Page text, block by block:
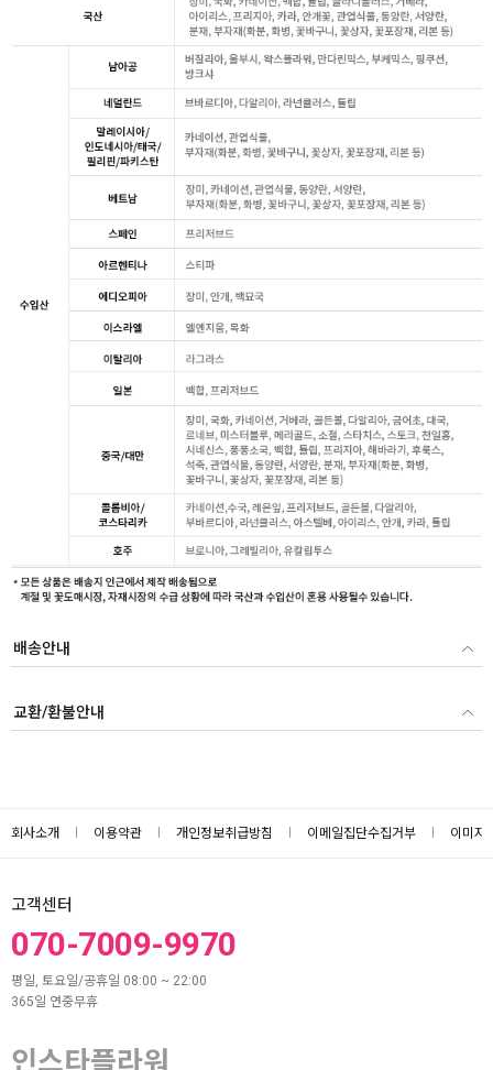
배송안내
교환/환불안내
회사소개 이용약관 개인정보취급방침 이메일집단수집거부 이미지
고객센터
070-7009-9970
평일, 토요일/공휴일 08:00 ~ 22:00
365일 연중무휴
인스타플라워